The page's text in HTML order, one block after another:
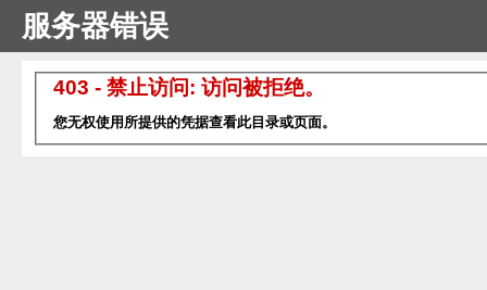
服务器错误
403 - 禁止访问: 访问被拒绝。
您无权使用所提供的凭据查看此目录或页面。